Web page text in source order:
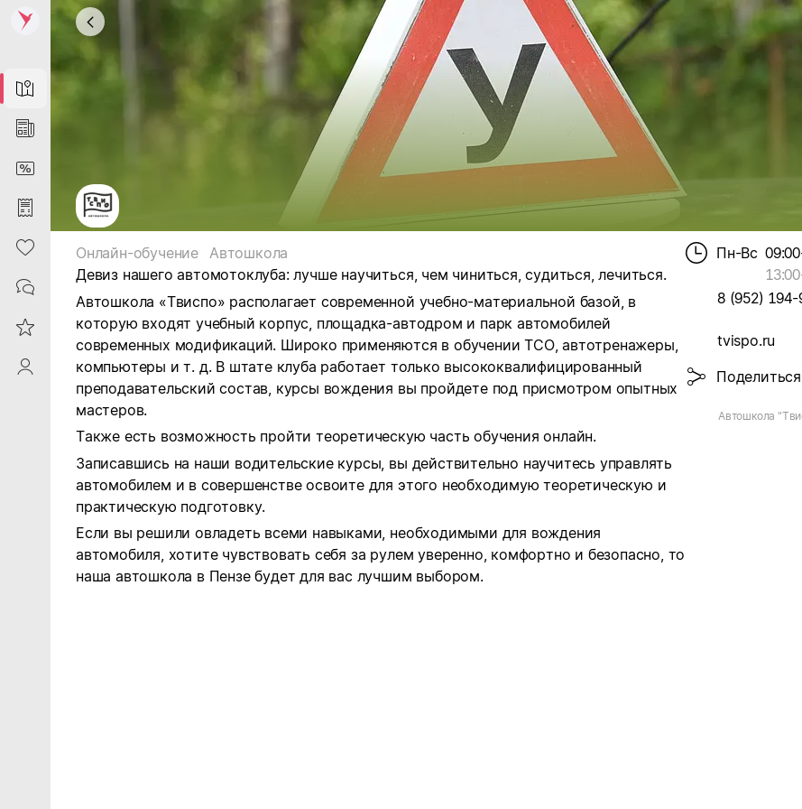
Map
News
DiscountCard
Purchases
Heart
Contacts
Reviews
ProfileSaby
Онлайн-обучение
Автошкола
Девиз нашего автомотоклуба: лучше научиться, чем чиниться, судиться, лечиться.
Автошкола «Твиспо» располагает современной учебно-материальной базой, в
которую входят учебный корпус, площадка-автодром и парк автомобилей
современных модификаций. Широко применяются в обучении ТСО, автотренажеры,
компьютеры и т. д. В штате клуба работает только высококвалифицированный
преподавательский состав, курсы вождения вы пройдете под присмотром опытных
мастеров.
Также есть возможность пройти теоретическую часть обучения онлайн.
Записавшись на наши водительские курсы, вы действительно научитесь управлять
автомобилем и в совершенстве освоите для этого необходимую теоретическую и
практическую подготовку.
Если вы решили овладеть всеми навыками, необходимыми для вождения
автомобиля, хотите чувствовать себя за рулем уверенно, комфортно и безопасно, то
наша автошкола в Пензе будет для вас лучшим выбором.
Пн-Вс
13:00
8 (952) 194-
tvispo.ru
Поделиться
Автошкола